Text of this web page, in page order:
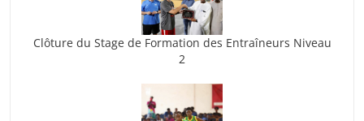
Clôture du Stage de Formation des Entraîneurs Niveau
2